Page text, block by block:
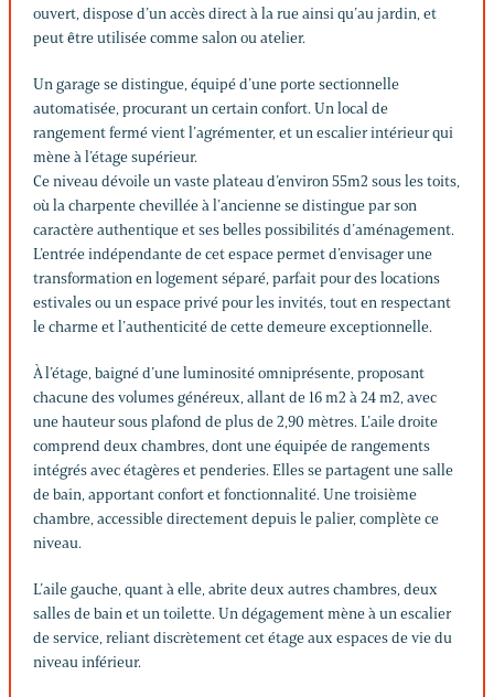
ouvert, dispose d’un accès direct à la rue ainsi qu’au jardin, et
peut être utilisée comme salon ou atelier.
Un garage se distingue, équipé d’une porte sectionnelle
automatisée, procurant un certain confort. Un local de
rangement fermé vient l’agrémenter, et un escalier intérieur qui
mène à l’étage supérieur.
Ce niveau dévoile un vaste plateau d’environ 55m2 sous les toits,
où la charpente chevillée à l’ancienne se distingue par son
caractère authentique et ses belles possibilités d’aménagement.
L’entrée indépendante de cet espace permet d’envisager une
transformation en logement séparé, parfait pour des locations
estivales ou un espace privé pour les invités, tout en respectant
le charme et l’authenticité de cette demeure exceptionnelle.
À l’étage, baigné d’une luminosité omniprésente, proposant
chacune des volumes généreux, allant de 16 m2 à 24 m2, avec
une hauteur sous plafond de plus de 2,90 mètres. L’aile droite
comprend deux chambres, dont une équipée de rangements
intégrés avec étagères et penderies. Elles se partagent une salle
de bain, apportant confort et fonctionnalité. Une troisième
chambre, accessible directement depuis le palier, complète ce
niveau.
L’aile gauche, quant à elle, abrite deux autres chambres, deux
salles de bain et un toilette. Un dégagement mène à un escalier
de service, reliant discrètement cet étage aux espaces de vie du
niveau inférieur.